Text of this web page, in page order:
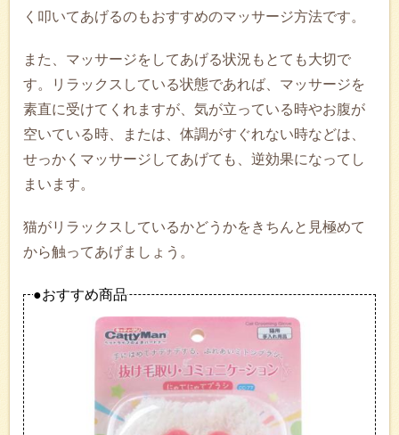
く叩いてあげるのもおすすめのマッサージ方法です。
また、マッサージをしてあげる状況もとても大切で
す。リラックスしている状態であれば、マッサージを
素直に受けてくれますが、気が立っている時やお腹が
空いている時、または、体調がすぐれない時などは、
せっかくマッサージしてあげても、逆効果になってし
まいます。
猫がリラックスしているかどうかをきちんと見極めて
から触ってあげましょう。
●おすすめ商品